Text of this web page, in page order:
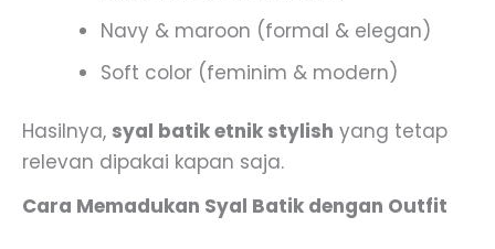
Navy & maroon (formal & elegan)
Soft color (feminim & modern)
Hasilnya, syal batik etnik stylish yang tetap
relevan dipakai kapan saja.
Cara Memadukan Syal Batik dengan Outfit